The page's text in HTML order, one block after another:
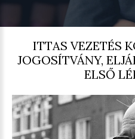
ITTAS VEZETÉS
JOGOSÍTVÁNY,
ELSŐ